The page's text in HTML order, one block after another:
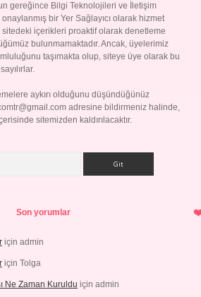
gereğince Bilgi Teknolojileri ve İletişim
bir Yer Sağlayıcı olarak hizmet
içerikleri proaktif olarak denetleme
bulunmamaktadır. Ancak, üyelerimiz
taşımakta olup, siteye üye olarak bu
aykırı olduğunu düşündüğünüz
adresine bildirmeniz halinde,
sitemizden kaldırılacaktır.
Son yorumlar
için admin
için Tolga
Ne Zaman Kuruldu için admin